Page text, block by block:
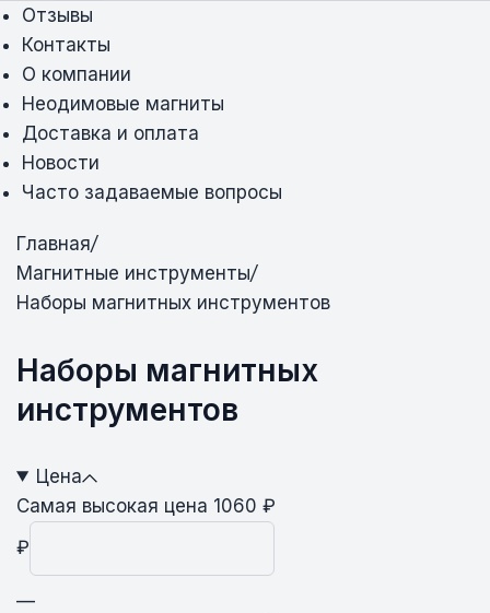
Отзывы
Контакты
О компании
Неодимовые магниты
Доставка и оплата
Новости
Часто задаваемые вопросы
Главная/
Магнитные инструменты/
Наборы магнитных инструментов
Наборы магнитных
инструментов
Цена
Самая высокая цена 1060 ₽
₽
—